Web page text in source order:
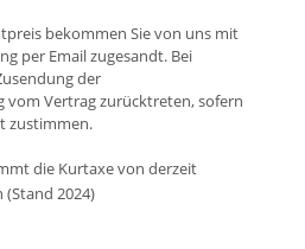
bekommen Sie von uns mit
per Email zugesandt. Bei
der
vom Vertrag zurücktreten, sofern
zustimmen.
die Kurtaxe von derzeit
(Stand 2024)